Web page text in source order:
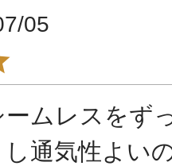
05
ムレスをず
通気性よい